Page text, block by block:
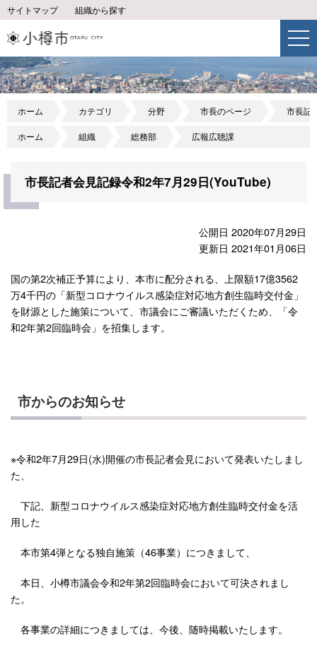
サイトマップ 組織から探す
ホーム カテゴリ 分野 市長のページ 市長記
ホーム 組織 総務部 広報広聴課
市長記者会見記録令和2年7月29日(YouTube)
公開日 2020年07月29日
更新日 2021年01月06日
国の第2次補正予算により、本市に配分される、上限額17億3562
万4千円の「新型コロナウイルス感染症対応地方創生臨時交付金」
を財源とした施策について、市議会にご審議いただくため、「令
和2年第2回臨時会」を招集します。
市からのお知らせ
※令和2年7月29日(水)開催の市長記者会見において発表いたしまし
た、
下記、新型コロナウイルス感染症対応地方創生臨時交付金を活
用した
本市第4弾となる独自施策（46事業）につきまして、
本日、小樽市議会令和2年第2回臨時会において可決されまし
た。
各事業の詳細につきましては、今後、随時掲載いたします。